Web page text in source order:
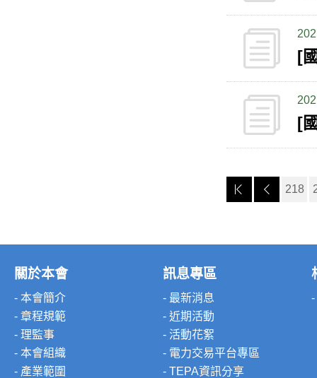
[
218
關於本會
- 本會簡介
- 章程規範
- 理監事
- 本會組織
- 產業範圍
訊息專區
- 最新消息
- 近期活動
- 活動花絮
- 電力交易平台專區
- TEPA資訊分享
-